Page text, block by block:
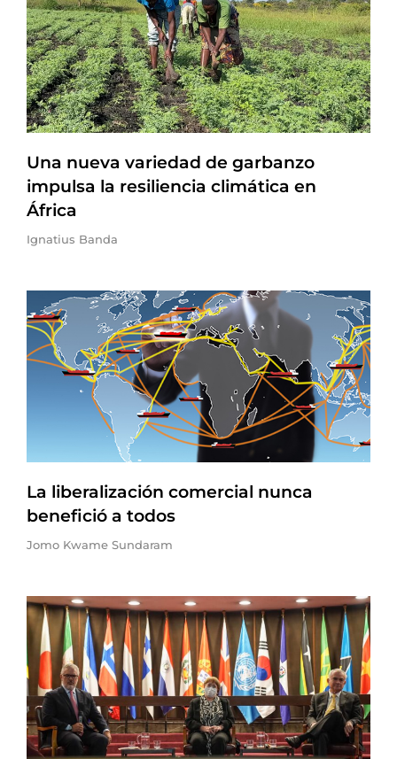
Una nueva variedad de garbanzo
impulsa la resiliencia climática en
África
Ignatius Banda
La liberalización comercial nunca
benefició a todos
Jomo Kwame Sundaram